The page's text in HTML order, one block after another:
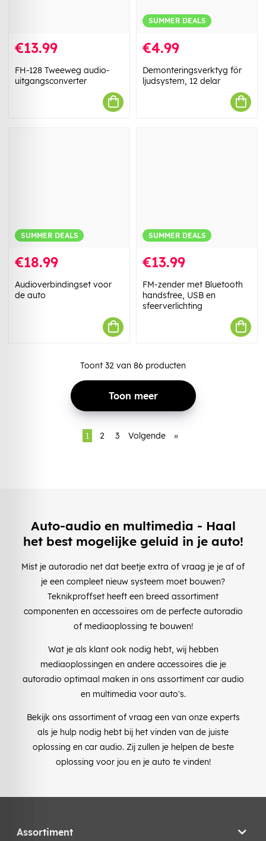
€13.99
FH-128 Tweeweg audio-
uitgangsconverter
SUMMER DEALS
€4.99
Demonteringsverktyg för
ljudsystem, 12 delar
SUMMER DEALS
€18.99
Audioverbindingset voor
de auto
SUMMER DEALS
€13.99
FM-zender met Bluetooth
handsfree, USB en
sfeerverlichting
Toont 32 van 86 producten
Toon meer
1 2 3 Volgende »
Auto-audio en multimedia - Haal
het best mogelijke geluid in je auto!
Mist je autoradio net dat beetje extra of vraag je je af of
je een compleet nieuw systeem moet bouwen?
Teknikproffset heeft een breed assortiment
componenten en accessoires om de perfecte autoradio
of mediaoplossing te bouwen!
Wat je als klant ook nodig hebt, wij hebben
mediaoplossingen en andere accessoires die je
autoradio optimaal maken in ons assortiment car audio
en multimedia voor auto's.
Bekijk ons assortiment of vraag een van onze experts
als je hulp nodig hebt bij het vinden van de juiste
oplossing en car audio. Zij zullen je helpen de beste
oplossing voor jou en je auto te vinden!
Assortiment